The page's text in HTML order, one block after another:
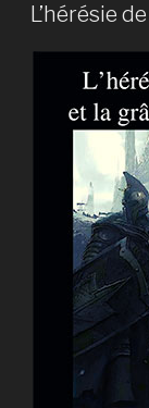
L’hérésie